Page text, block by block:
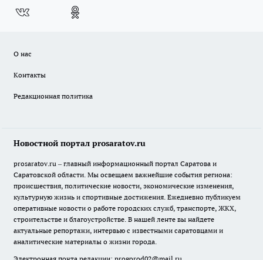
О нас
Контакты
Редакционная политика
Новостной портал prosaratov.ru
prosaratov.ru – главный информационный портал Саратова и
Саратовской области. Мы освещаем важнейшие события региона:
происшествия, политические новости, экономические изменения,
культурную жизнь и спортивные достижения. Ежедневно публикуем
оперативные новости о работе городских служб, транспорте, ЖКХ,
строительстве и благоустройстве. В нашей ленте вы найдете
актуальные репортажи, интервью с известными саратовцами и
аналитические материалы о жизни города.